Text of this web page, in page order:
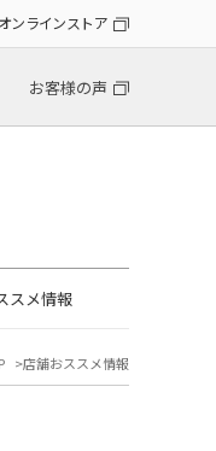
オンラインストア
お客様の声
スメ情報
店舗おススメ情報